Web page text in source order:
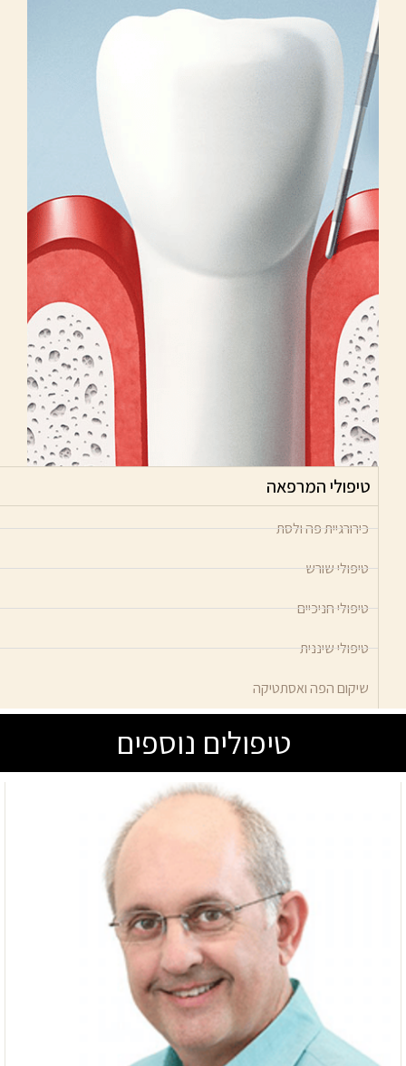
טיפולי המרפאה
כירורגיית פה ולסת
טיפולי שורש
טיפולי חניכיים
טיפולי שיננית
שיקום הפה ואסתטיקה
טיפולים נוספים